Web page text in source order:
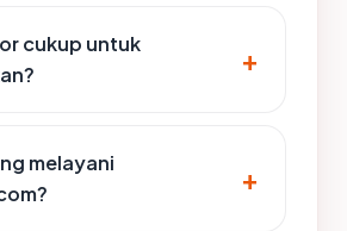
cukup untuk
melayani